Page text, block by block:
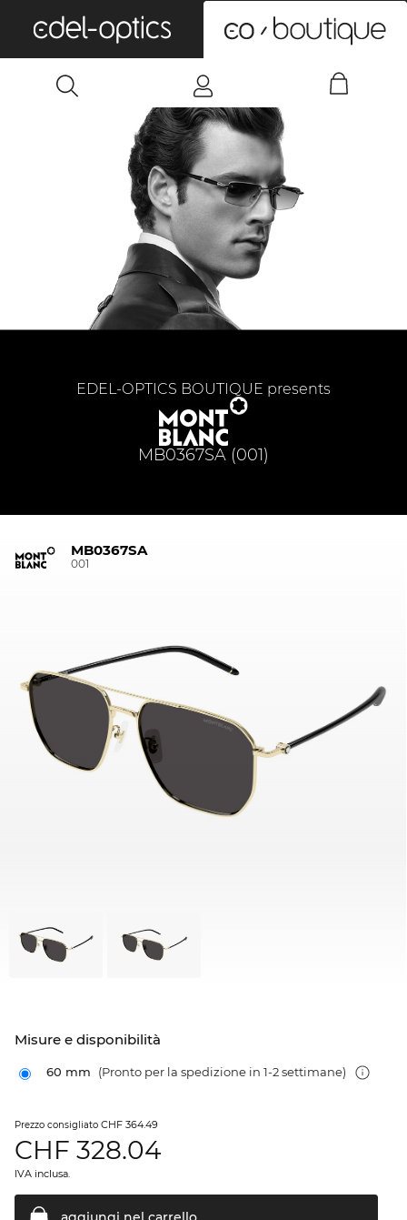
MB0367SA (001)
EDEL-OPTICS BOUTIQUE presents
MB0367SA
001
Misure e disponibilità
60 mm (Pronto per la spedizione in 1-2 settimane)
Prezzo consigliato CHF 364.49
CHF 328.04
IVA inclusa.